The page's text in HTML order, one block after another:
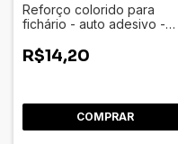
Reforço colorido para
fichário - auto adesivo -
R$14,20